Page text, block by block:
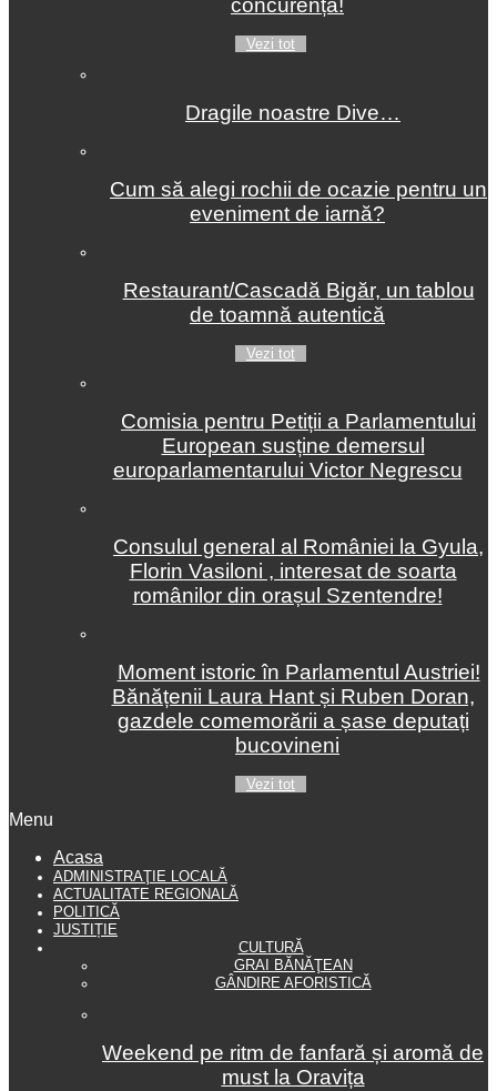
concurență!
Vezi tot
Dragile noastre Dive…
Cum să alegi rochii de ocazie pentru un
eveniment de iarnă?
Restaurant/Cascadă Bigăr, un tablou
de toamnă autentică
Vezi tot
Comisia pentru Petiții a Parlamentului
European susține demersul
europarlamentarului Victor Negrescu
Consulul general al României la Gyula,
Florin Vasiloni , interesat de soarta
românilor din orașul Szentendre!
Moment istoric în Parlamentul Austriei!
Bănățenii Laura Hant și Ruben Doran,
gazdele comemorării a șase deputați
bucovineni
Vezi tot
Menu
Acasa
ADMINISTRAŢIE LOCALĂ
ACTUALITATE REGIONALĂ
POLITICĂ
JUSTIȚIE
CULTURĂ
GRAI BĂNĂŢEAN
GÂNDIRE AFORISTICĂ
Weekend pe ritm de fanfară și aromă de
must la Oravița